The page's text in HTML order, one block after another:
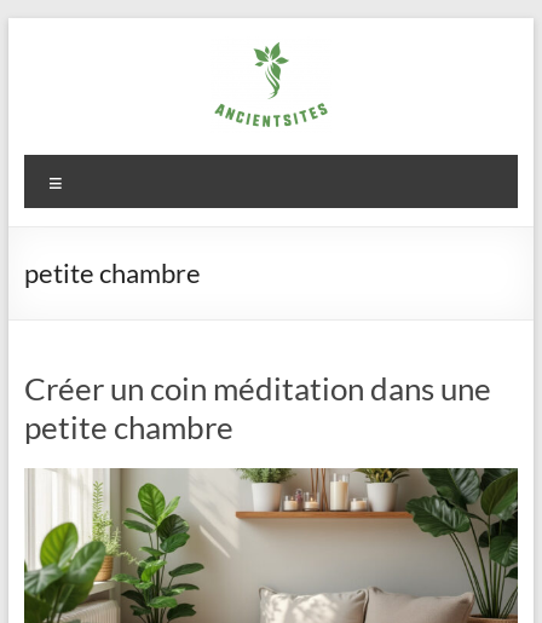
ancientsites.eu
petite chambre
Créer un coin méditation dans une
petite chambre